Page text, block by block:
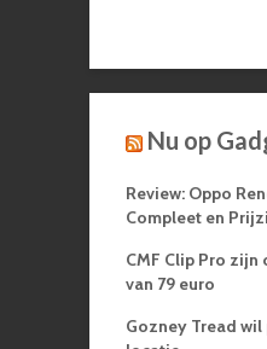
Nu op
Review: Oppo
Compleet en
CMF Clip Pro
van 79 euro
Gozney Tread